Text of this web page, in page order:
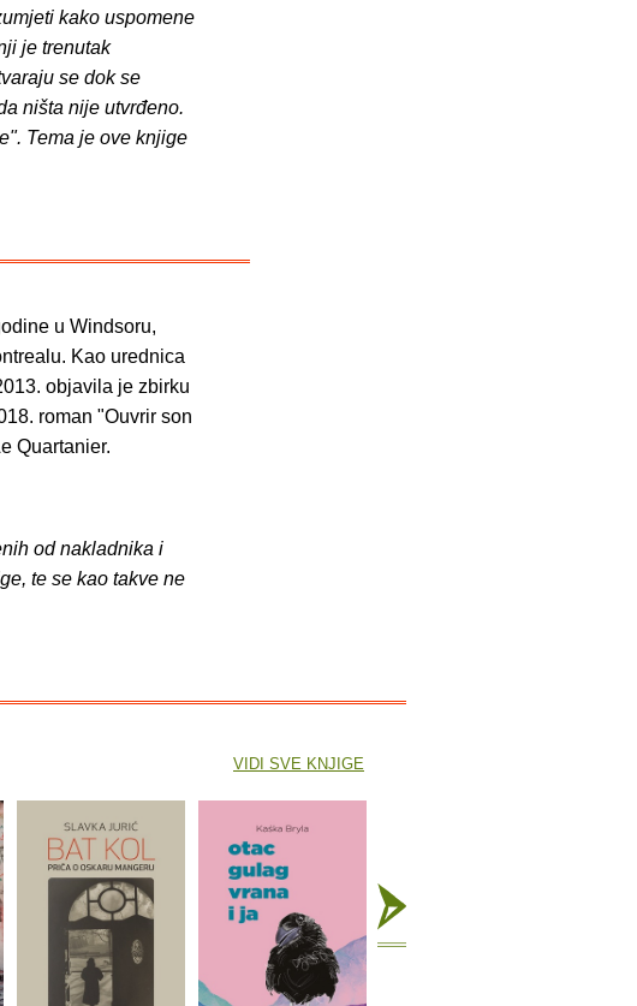
kako uspomene
je trenutak
se dok se
ništa nije utvrđeno.
Tema je ove knjige
u Windsoru,
Kao urednica
objavila je zbirku
roman "Ouvrir son
Quartanier.
od nakladnika i
te se kao takve ne
VIDI SVE KNJIGE